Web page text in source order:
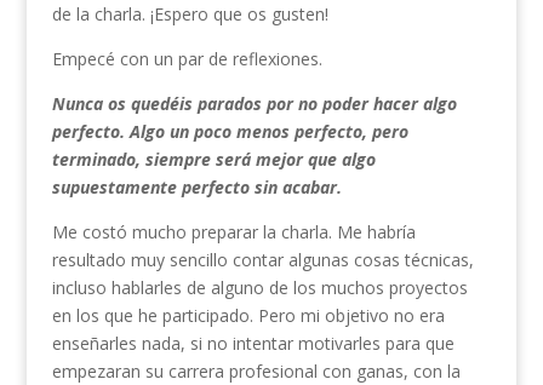
de la charla. ¡Espero que os gusten!
Empecé con un par de reflexiones.
Nunca os quedéis parados por no poder hacer algo
perfecto. Algo un poco menos perfecto, pero
terminado, siempre será mejor que algo
supuestamente perfecto sin acabar.
Me costó mucho preparar la charla. Me habría
resultado muy sencillo contar algunas cosas técnicas,
incluso hablarles de alguno de los muchos proyectos
en los que he participado. Pero mi objetivo no era
enseñarles nada, si no intentar motivarles para que
empezaran su carrera profesional con ganas, con la